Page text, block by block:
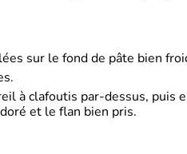
sur le fond de pâte bien
à clafoutis par-dessus, puis
et le flan bien pris.